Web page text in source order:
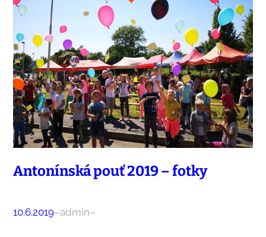
Antonínská pouť 2019 – fotky
10.6.2019–admin–